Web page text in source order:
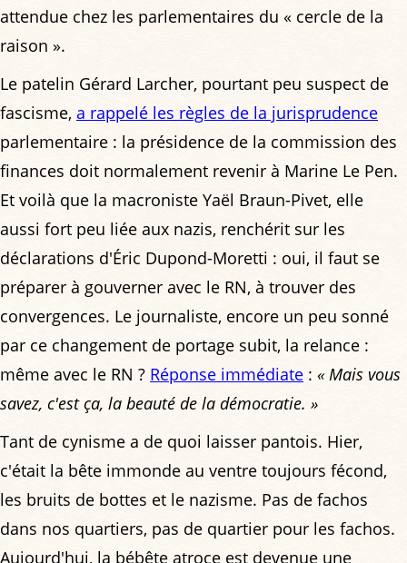
attendue chez les parlementaires du « cercle de la
raison ».
Le patelin Gérard Larcher, pourtant peu suspect de
fascisme, a rappelé les règles de la jurisprudence
parlementaire : la présidence de la commission des
finances doit normalement revenir à Marine Le Pen.
Et voilà que la macroniste Yaël Braun-Pivet, elle
aussi fort peu liée aux nazis, renchérit sur les
déclarations d'Éric Dupond-Moretti : oui, il faut se
préparer à gouverner avec le RN, à trouver des
convergences. Le journaliste, encore un peu sonné
par ce changement de portage subit, la relance :
même avec le RN ? Réponse immédiate : « Mais vous
savez, c'est ça, la beauté de la démocratie. »
Tant de cynisme a de quoi laisser pantois. Hier,
c'était la bête immonde au ventre toujours fécond,
les bruits de bottes et le nazisme. Pas de fachos
dans nos quartiers, pas de quartier pour les fachos.
Aujourd'hui, la bébête atroce est devenue une